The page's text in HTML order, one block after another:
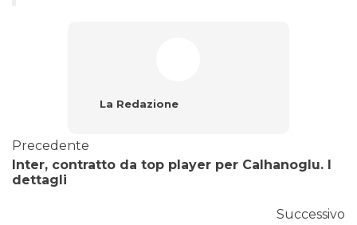
La Redazione
Precedente
Inter, contratto da top player per Calhanoglu. I
dettagli
Successivo